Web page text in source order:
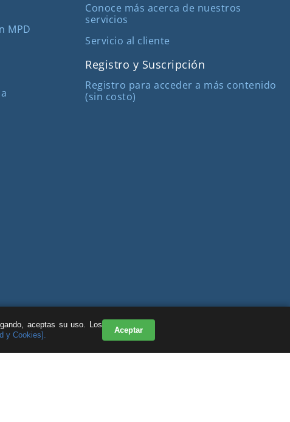
MPD
Conoce más acerca de nuestros
servicios
Servicio al cliente
Registro y Suscripción
Registro para acceder a más contenido
(sin costo)
aceptas su uso. Los
y Cookies].
Aceptar